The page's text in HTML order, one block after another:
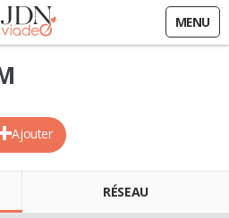
MENU
Ajouter
RÉSEAU